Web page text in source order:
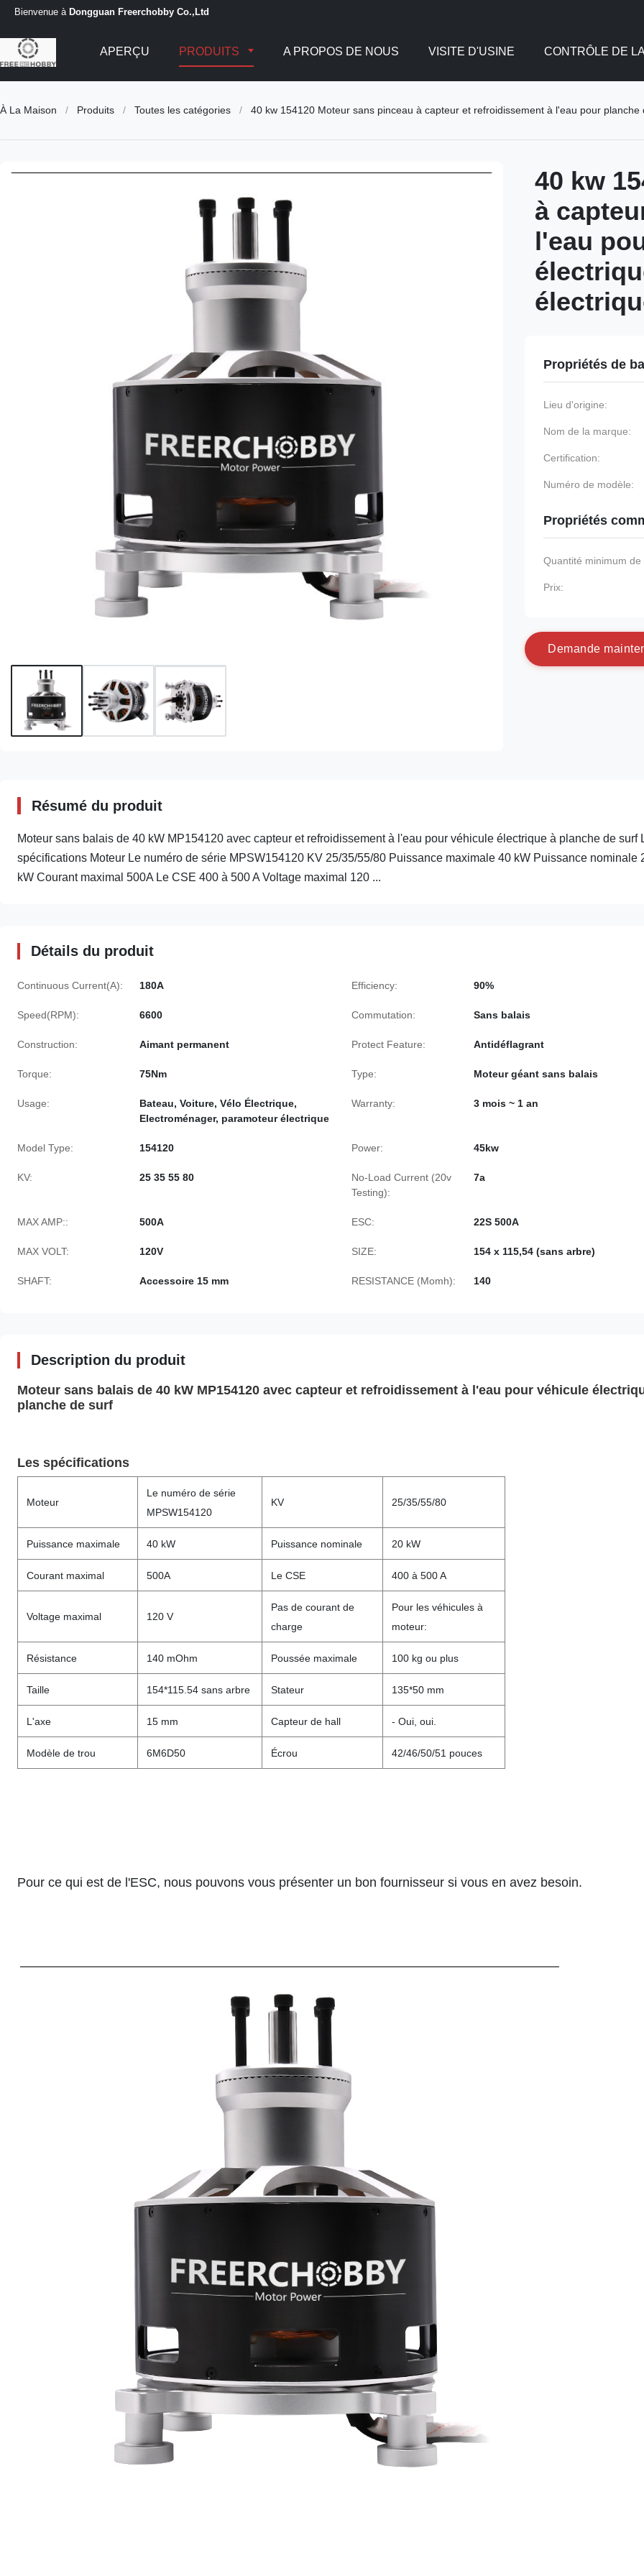
Bienvenue à Dongguan Freerchobby Co.,Ltd
APERÇU PRODUITS A PROPOS DE NOUS VISITE D'USINE CONTRÔLE DE
À La Maison / Produits / Toutes les catégories / 40 kw 154120 Moteur sans pinceau à capteur et refroidissement à l'eau pour
40 kw
à
l'eau
Propriétés de
Lieu d'origine:
Nom de la marque:
Certification:
Numéro de modèle:
Propriétés
Quantité minimum
Prix:
Demande mainte
Résumé du produit
Moteur sans balais de 40 kW MP154120 avec capteur et refroidissement à l'eau pour véhicule électrique à planche de surf
spécifications Moteur Le numéro de série MPSW154120 KV 25/35/55/80 Puissance maximale 40 kW Puissance nominale
kW Courant maximal 500A Le CSE 400 à 500 A Voltage maximal 120 ...
Détails du produit
Continuous Current(A): 180A Efficiency: 90%
Speed(RPM): 6600 Commutation: Sans balais
Construction: Aimant permanent Protect Feature: Antidéflagrant
Torque: 75Nm Type: Moteur géant sans balais
Usage:
Bateau, Voiture, Vélo Électrique,
Electroménager, paramoteur électrique
Warranty: 3 mois ~ 1 an
Model Type: 154120 Power: 45kw
KV: 25 35 55 80
No-Load Current (20v
Testing):
7a
MAX AMP:: 500A ESC: 22S 500A
MAX VOLT: 120V SIZE: 154 x 115,54 (sans arbre)
SHAFT: Accessoire 15 mm RESISTANCE (Momh): 140
Description du produit
Moteur sans balais de 40 kW MP154120 avec capteur et refroidissement à l'eau pour véhicule
planche de surf
Les spécifications
Moteur
Le numéro de série
MPSW154120
KV 25/35/55/80
Puissance maximale 40 kW Puissance nominale 20 kW
Courant maximal 500A Le CSE 400 à 500 A
Voltage maximal 120 V
Pas de courant de
charge
Pour les véhicules à
moteur:
Résistance 140 mOhm Poussée maximale 100 kg ou plus
Taille 154*115.54 sans arbre Stateur 135*50 mm
L'axe 15 mm Capteur de hall - Oui, oui.
Modèle de trou 6M6D50 Écrou 42/46/50/51 pouces
Pour ce qui est de l'ESC, nous pouvons vous présenter un bon fournisseur si vous en avez besoin.